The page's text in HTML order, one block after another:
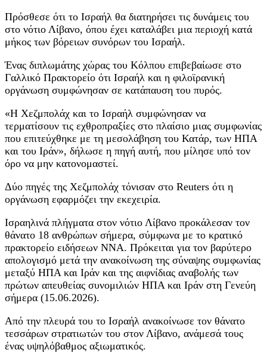
Πρόσθεσε ότι το Ισραήλ θα διατηρήσει τις δυνάμεις του
στο νότιο Λίβανο, όπου έχει καταλάβει μια περιοχή κατά
μήκος των βόρειων συνόρων του Ισραήλ.
Ένας διπλωμάτης χώρας του Κόλπου επιβεβαίωσε στο
Γαλλικό Πρακτορείο ότι Ισραήλ και η φιλοϊρανική
οργάνωση συμφώνησαν σε κατάπαυση του πυρός.
«Η Χεζμπολάχ και το Ισραήλ συμφώνησαν να
τερματίσουν τις εχθροπραξίες στο πλαίσιο μιας συμφωνίας
που επιτεύχθηκε με τη μεσολάβηση του Κατάρ, των ΗΠΑ
και του Ιράν», δήλωσε η πηγή αυτή, που μίλησε υπό τον
όρο να μην κατονομαστεί.
Δύο πηγές της Χεζμπολάχ τόνισαν στο Reuters ότι η
οργάνωση εφαρμόζει την εκεχειρία.
Ισραηλινά πλήγματα στον νότιο Λίβανο προκάλεσαν τον
θάνατο 18 ανθρώπων σήμερα, σύμφωνα με το κρατικό
πρακτορείο ειδήσεων NNA. Πρόκειται για τον βαρύτερο
απολογισμό μετά την ανακοίνωση της σύναψης συμφωνίας
μεταξύ ΗΠΑ και Ιράν και της αιφνίδιας αναβολής των
πρώτων απευθείας συνομιλιών ΗΠΑ και Ιράν στη Γενεύη
σήμερα (15.06.2026).
Από την πλευρά του το Ισραήλ ανακοίνωσε τον θάνατο
τεσσάρων στρατιωτών του στον Λίβανο, ανάμεσά τους
ένας υψηλόβαθμος αξιωματικός.